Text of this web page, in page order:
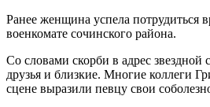
Ранее женщина успела потрудиться
военкомате сочинского района.
Со словами скорби в адрес звездной
друзья и близкие. Многие коллеги
сцене выразили певцу свои